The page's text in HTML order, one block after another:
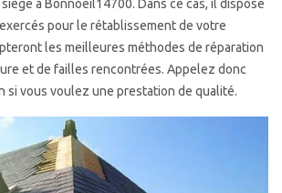
à Bonnoeil14700. Dans ce cas, il dispose
pour le rétablissement de votre
les meilleures méthodes de réparation
et de failles rencontrées. Appelez donc
si vous voulez une prestation de qualité.